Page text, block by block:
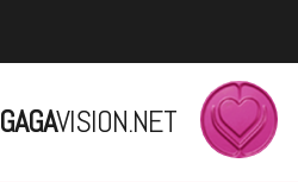
GAGAVISION.NET